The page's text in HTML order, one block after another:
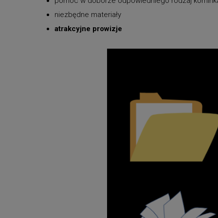
niezbędne materiały
atrakcyjne prowizje